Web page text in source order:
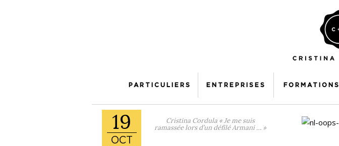
PARTICULIERS ENTREPRISES FORMATIONS
19
OCT
Cristina Cordula « Je me suis
ramassée lors d’un défilé Armani … »